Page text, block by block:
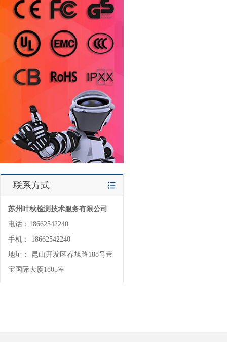
联系方式
苏州叶秋检测技术服务有限公司
电话：18662542240
手机： 18662542240
地址： 昆山开发区春旭路188号帝
宝国际大厦1805室